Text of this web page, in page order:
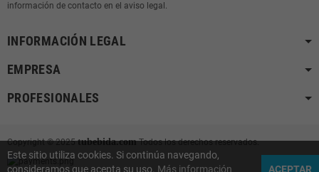
información de contacto en el aviso legal.
INFORMACIÓN LEGAL
EMPRESA
PROFESIONALES
Copyright © 2025tubebida.com Todos los derechos reservados.
Este sitio utiliza cookies. Si continúa navegando,
consideramos que acepta su uso. Más información ACEPTAR